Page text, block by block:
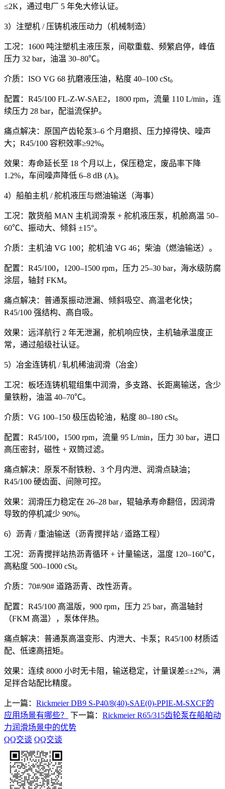
≤2K，通过电厂 5 年免大修认证。
3）注塑机 / 压铸机液压动力（机械制造）
工况：1600 吨注塑机主液压泵，间歇重载、频繁启停，峰值
压力 32 bar，油温 30–80℃。
介质：ISO VG 68 抗磨液压油，粘度 40–100 cSt。
配置：R45/100 FL‑Z‑W‑SAE2，1800 rpm，流量 110 L/min，连
续压力 28 bar，配溢流保护。
痛点解决：原国产齿轮泵3–6 个月磨损、压力掉得快、噪声
大；R45/100 容积效率≥92%。
效果：寿命延长至 18 个月以上，保压稳定，废品率下降
1.2%，车间噪声降低 6–8 dB (A)。
4）船舶主机 / 舵机液压与燃油输送（海事）
工况：散货船 MAN 主机润滑泵 + 舵机液压泵，机舱高温 50–
60℃、振动大、倾斜 ±15°。
介质：主机油 VG 100；舵机油 VG 46；柴油（燃油输送）。
配置：R45/100，1200–1500 rpm，压力 25–30 bar，海水级防腐
涂层，轴封 FKM。
痛点解决：普通泵振动泄漏、倾斜吸空、高温老化快；
R45/100 强结构、高自吸。
效果：远洋航行 2 年无泄漏，舵机响应快，主机轴承温度正
常，通过船级社认证。
5）冶金连铸机 / 轧机稀油润滑（冶金）
工况：板坯连铸机辊组集中润滑，多支路、长距离输送，含少
量铁粉，油温 40–70℃。
介质：VG 100–150 极压齿轮油，粘度 80–180 cSt。
配置：R45/100，1500 rpm，流量 95 L/min，压力 30 bar，进口
高压密封，磁性 + 双筒过滤。
痛点解决：原泵不耐铁粉、3 个月内泄、润滑点缺油；
R45/100 硬齿面、间隙可控。
效果：润滑压力稳定在 26–28 bar，辊轴承寿命翻倍，因润滑
导致的停机减少 90%。
6）沥青 / 重油输送（沥青搅拌站 / 道路工程）
工况：沥青搅拌站热沥青循环 + 计量输送，温度 120–160℃，
高粘度 500–1000 cSt。
介质：70#/90# 道路沥青、改性沥青。
配置：R45/100 高温版，900 rpm，压力 25 bar，高温轴封
（FKM 高温），泵体伴热。
痛点解决：普通泵高温变形、内泄大、卡泵；R45/100 材质适
配、低速高扭矩。
效果：连续 8000 小时无卡阻，输送稳定，计量误差≤±2%，满
足拌合站配比精度。
上一篇： Rickmeier DB9 S-P40/8(40)-SAE(0)-PPIE-M-SXCF的
应用场景有哪些？
下一篇： Rickmeier R65/315齿轮泵在船舶动
力润滑场景中的优势
QQ交谈 QQ交谈